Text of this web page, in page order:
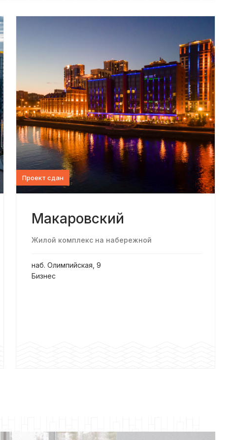
Проект сдан
Макаровский
Жилой комплекс на набережной
наб. Олимпийская, 9
Бизнес